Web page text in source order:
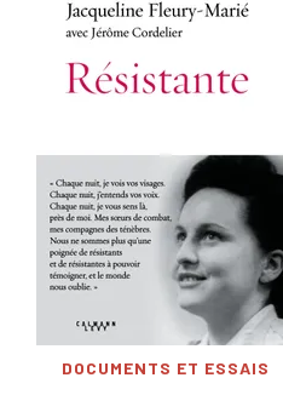
DOCUMENTS ET ESSAIS